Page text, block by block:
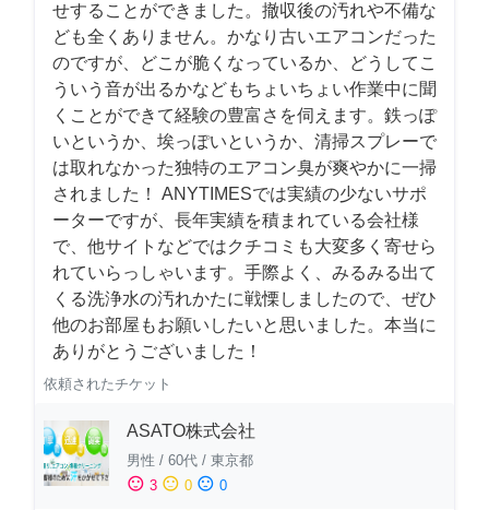
せすることができました。撤収後の汚れや不備な
ども全くありません。かなり古いエアコンだった
のですが、どこが脆くなっているか、どうしてこ
ういう音が出るかなどもちょいちょい作業中に聞
くことができて経験の豊富さを伺えます。鉄っぽ
いというか、埃っぽいというか、清掃スプレーで
は取れなかった独特のエアコン臭が爽やかに一掃
されました！ ANYTIMESでは実績の少ないサポ
ーターですが、長年実績を積まれている会社様
で、他サイトなどではクチコミも大変多く寄せら
れていらっしゃいます。手際よく、みるみる出て
くる洗浄水の汚れかたに戦慄しましたので、ぜひ
他のお部屋もお願いしたいと思いました。本当に
ありがとうございました！
依頼されたチケット
ASATO株式会社
男性 / 60代 / 東京都
sentiment_satisfied 3 sentiment_neutral 0 sentiment_dissatisfied 0